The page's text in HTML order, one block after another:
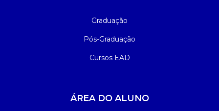
Graduação
Pós-Graduação
Cursos EAD
ÁREA DO ALUNO